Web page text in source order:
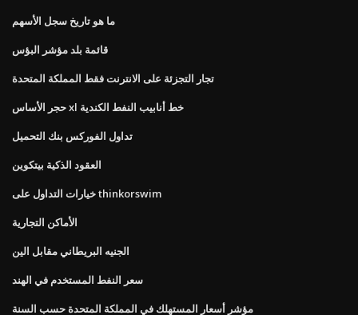
ما هو تاريخ سجل الأسهم
قائمة بلد مؤشر البؤس
تجار التجزئة على الانترنت فقط المملكة المتحدة
حجر الأساس xl خط أنابيب النفط الكندية
تداول الفوركس بنك التحميل
العقود الذكية بيتكوين
خيارات التداول على thinkorswim
الأماكن التجارية
الجنيه البريطاني مقابل الين
سعر النفط المستخدم في الهند
مؤشر أسعار المستهلك في المملكة المتحدة حسب السنة